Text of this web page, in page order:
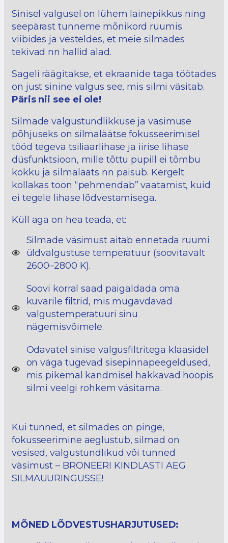
Sinisel valgusel on lühem lainepikkus ning
seepärast tunneme mõnikord ruumis
viibides ja vesteldes, et meie silmades
tekivad nn hallid alad.
Sageli räägitakse, et ekraanide taga töötades
on just sinine valgus see, mis silmi väsitab.
Päris nii see ei ole!
Silmade valgustundlikkuse ja väsimuse
põhjuseks on silmaläätse fokusseerimisel
tööd tegeva tsiliaarlihase ja iirise lihase
düsfunktsioon, mille tõttu pupill ei tõmbu
kokku ja silmalääts nn paisub. Kergelt
kollakas toon “pehmendab” vaatamist, kuid
ei tegele lihase lõdvestamisega.
Küll aga on hea teada, et:
Silmade väsimust aitab ennetada ruumi
üldvalgustuse temperatuur (soovitavalt
2600–2800 K).
Soovi korral saad paigaldada oma
kuvarile filtrid, mis mugavdavad
valgustemperatuuri sinu
nägemisvõimele.
Odavatel sinise valgusfiltritega klaasidel
on väga tugevad sisepinnapeegeldused,
mis pikemal kandmisel hakkavad hoopis
silmi veelgi rohkem väsitama.
Kui tunned, et silmades on pinge,
fokusseerimine aeglustub, silmad on
vesised, valgustundlikud või tunned
väsimust – BRONEERI KINDLASTI AEG
SILMAUURINGUSSE!
MÕNED LÕDVESTUSHARJUTUSED: